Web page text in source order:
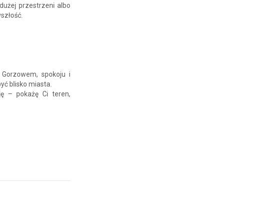
przestrzeni albo
spokoju i
blisko miasta.
– pokażę Ci teren,